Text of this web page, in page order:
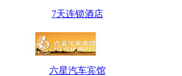
7天连锁酒店
六星汽车宾馆